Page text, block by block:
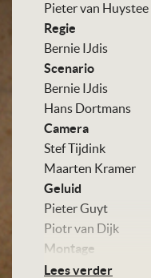
Pieter van Huystee
Regie
Bernie IJdis
Scenario
Bernie IJdis
Hans Dortmans
Camera
Stef Tijdink
Maarten Kramer
Geluid
Pieter Guyt
Piotr van Dijk
Montage
Jan Dop
Lees verder